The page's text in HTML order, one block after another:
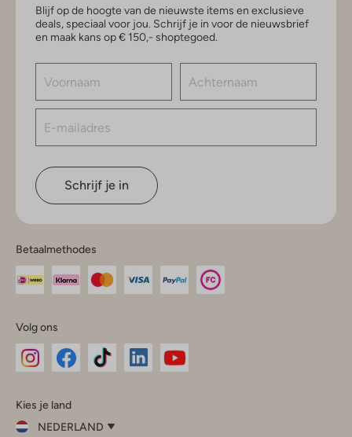
Blijf op de hoogte van de nieuwste items en exclusieve
deals, speciaal voor jou. Schrijf je in voor de nieuwsbrief
en maak kans op € 150,- shoptegoed.
Schrijf je in
Betaalmethodes
Volg ons
InstagramFacebook
Kies je land
NEDERLAND